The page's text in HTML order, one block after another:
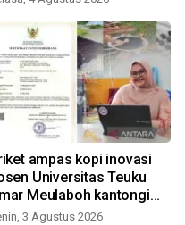
ampas kopi inovasi
Universitas Teuku
Meulaboh kantongi
paten
3 Agustus 2026